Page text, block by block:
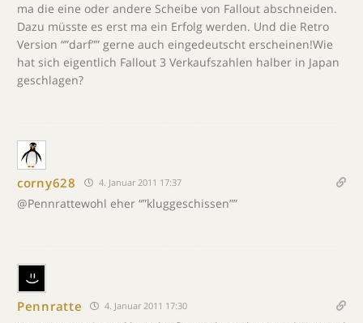
ma die eine oder andere Scheibe von Fallout abschneiden.
Dazu müsste es erst ma ein Erfolg werden. Und die Retro
Version “”darf”” gerne auch eingedeutscht erscheinen!Wie
hat sich eigentlich Fallout 3 Verkaufszahlen halber in Japan
geschlagen?
corny628 4. Januar 2011 17:37
@Pennrattewohl eher “”kluggeschissen””
Pennratte 4. Januar 2011 17:30